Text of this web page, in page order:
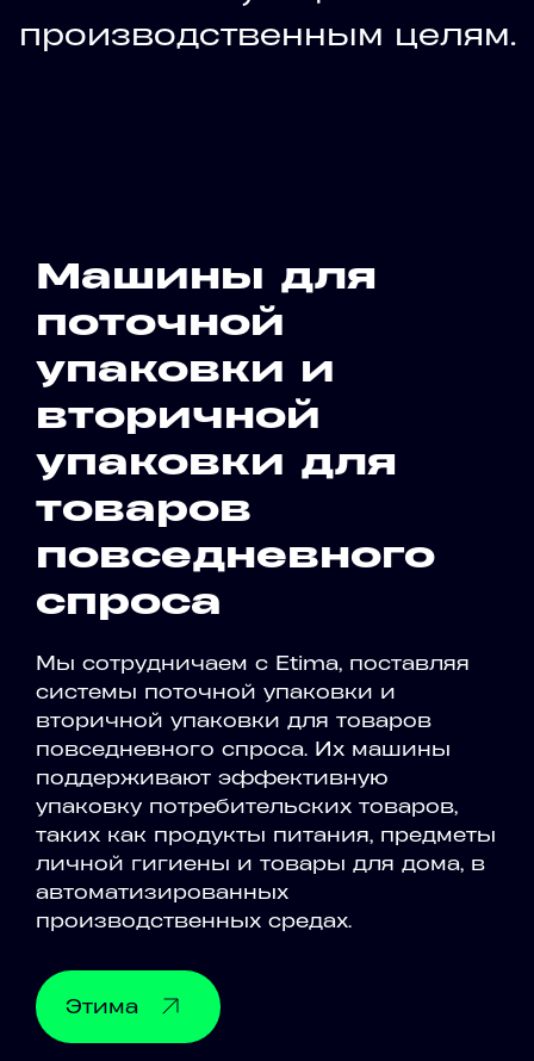
производственным целям.
Машины для
поточной
упаковки и
вторичной
упаковки для
товаров
повседневного
спроса
Мы сотрудничаем с Etima, поставляя
системы поточной упаковки и
вторичной упаковки для товаров
повседневного спроса. Их машины
поддерживают эффективную
упаковку потребительских товаров,
таких как продукты питания, предметы
личной гигиены и товары для дома, в
автоматизированных
производственных средах.
Этима